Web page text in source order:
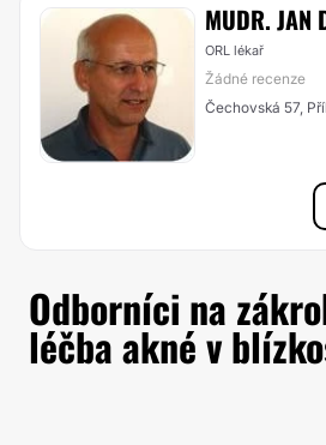
MUDR. JAN
ORL lékař
Žádné recenze
Čechovská 57,
Odborníci na
léčba akné v